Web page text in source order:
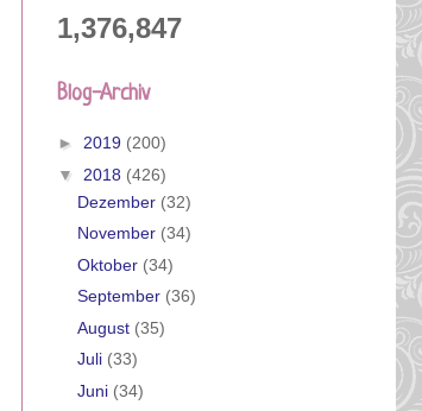
1,376,847
Blog-Archiv
► 2019 (200)
▼ 2018 (426)
Dezember (32)
November (34)
Oktober (34)
September (36)
August (35)
Juli (33)
Juni (34)